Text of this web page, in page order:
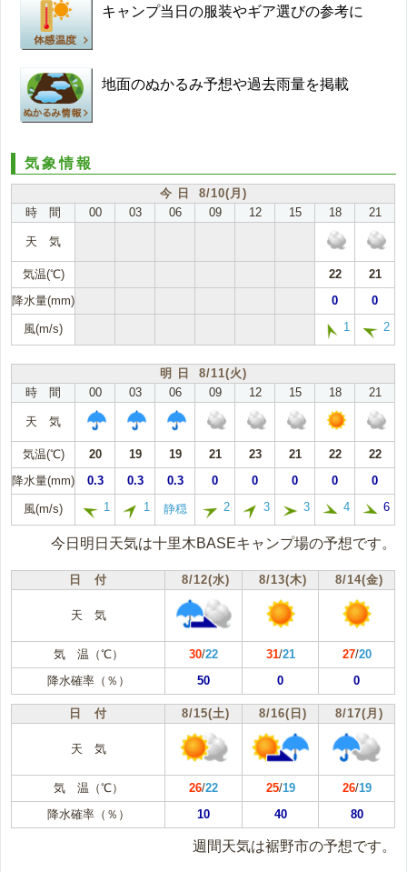
キャンプ当日の服装やギア選びの参考に
地面のぬかるみ予想や過去雨量を掲載
気象情報
今 日 8/10(月)
時 間
00 03 06 09 12 15 18 21
天 気
気温(℃) 22
21
降水量(mm)
0 0
風(m/s) 1 2
明 日 8/11(火)
時 間
00 03 06 09 12 15 18 21
天 気
気温(℃) 20 19 19 21 23 21 22
22
降水量(mm)
0.3 0.3 0.3 0 0 0 0 0
風(m/s) 1 1 静穏 2 3 3 4 6
今日明日天気は十里木BASEキャンプ場の予想です。
日 付 8/12(水) 8/13(木) 8/14(金)
天 気
気 温（℃） 30/22 31/21 27/20
降水確率（％）
50 0 0
日 付 8/15(土) 8/16(日) 8/17(月)
天 気
気 温（℃） 26/22 25/19 26/19
降水確率（％）
10 40 80
週間天気は裾野市の予想です。